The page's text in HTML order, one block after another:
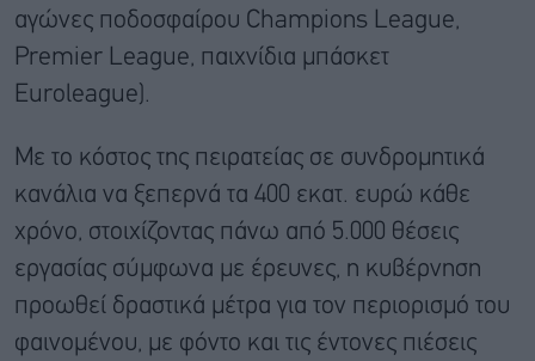
αγώνες ποδοσφαίρου Champions League,
Premier League, παιχνίδια μπάσκετ
Euroleague).
Με το κόστος της πειρατείας σε συνδρομητικά
κανάλια να ξεπερνά τα 400 εκατ. ευρώ κάθε
χρόνο, στοιχίζοντας πάνω από 5.000 θέσεις
εργασίας σύμφωνα με έρευνες, η κυβέρνηση
προωθεί δραστικά μέτρα για τον περιορισμό του
φαινομένου, με φόντο και τις έντονες πιέσεις